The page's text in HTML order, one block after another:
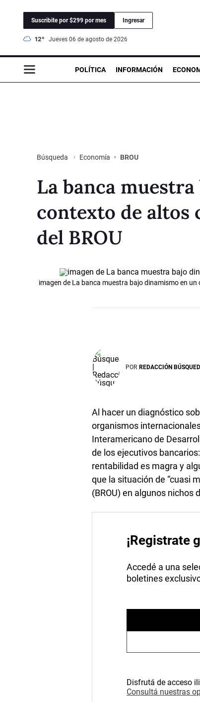
Suscribite por $299 por mes Ingresar
12° jueves 06 de agosto de 2026
POLÍTICA INFORMACIÓN
Búsqueda Economía BROU
La banca
contexto de altos
del BROU
imagen de La banca muestra bajo dinamismo en
POR REDACCIÓN
Al hacer un diagnóstico
organismos
Interamericano de
de los ejecutivos
rentabilidad es magra y
que la situación de “cuasi
(BROU) en algunos
¡Registrate
Accedé a una
boletines
Disfrutá de acceso
Consultá nuestras